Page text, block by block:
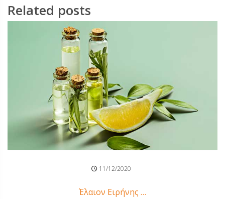
Related posts
11/12/2020
Έλαιον Ειρήνης …